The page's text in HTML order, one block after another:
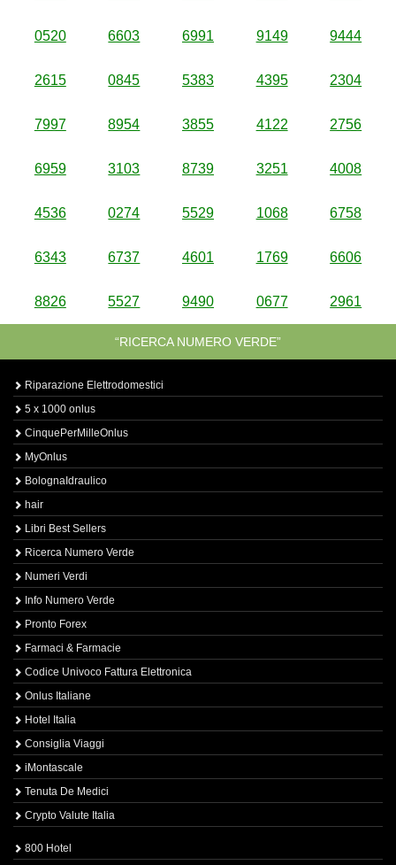
0520 6603 6991 9149 9444
2615 0845 5383 4395 2304
7997 8954 3855 4122 2756
6959 3103 8739 3251 4008
4536 0274 5529 1068 6758
6343 6737 4601 1769 6606
8826 5527 9490 0677 2961
“RICERCA NUMERO VERDE”
Riparazione Elettrodomestici
5 x 1000 onlus
CinquePerMilleOnlus
MyOnlus
BolognaIdraulico
hair
Libri Best Sellers
Ricerca Numero Verde
Numeri Verdi
Info Numero Verde
Pronto Forex
Farmaci & Farmacie
Codice Univoco Fattura Elettronica
Onlus Italiane
Hotel Italia
Consiglia Viaggi
iMontascale
Tenuta De Medici
Crypto Valute Italia
800 Hotel